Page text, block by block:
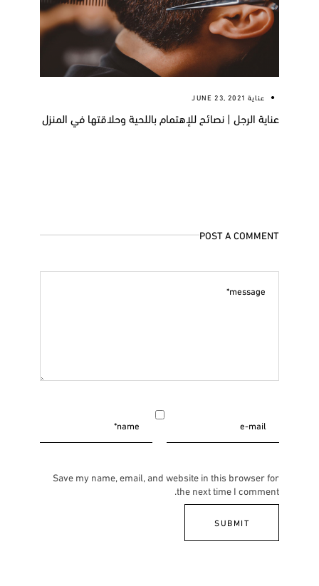
عناية JUNE 23, 2021
عناية الرجل | نصائح للإهتمام باللحية وحلاقتها في المنزل
POST A COMMENT
Save my name, email, and website in this browser for
the next time I comment.